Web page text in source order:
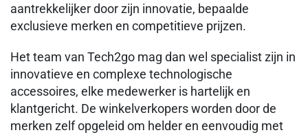
aantrekkelijker door zijn innovatie, bepaalde
exclusieve merken en competitieve prijzen.
Het team van Tech2go mag dan wel specialist zijn in
innovatieve en complexe technologische
accessoires, elke medewerker is hartelijk en
klantgericht. De winkelverkopers worden door de
merken zelf opgeleid om helder en eenvoudig met